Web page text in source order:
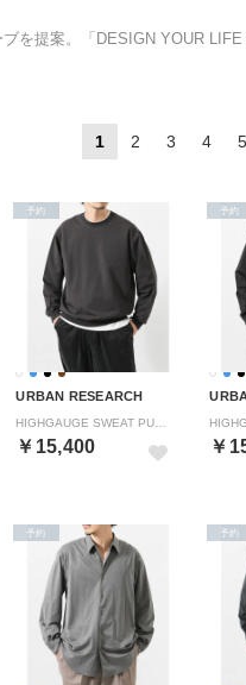
を提案。「DESIGN YOUR
1 2 3 4 5
URBAN RESEARCH
￥15,400
予約
￥
予約
予約 予約